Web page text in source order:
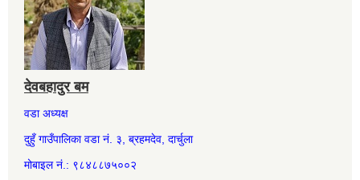
देवबहादुर बम
वडा अध्यक्ष
दुहुँ गाउँपालिका वडा नं. ३, ब्रहमदेव, दार्चुला
मोबाइल नं.: ९८४८८७५००२